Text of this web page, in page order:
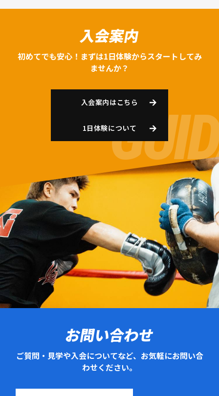
入会案内
初めてでも安心！まずは1日体験からスタートしてみ
ませんか？
入会案内はこちら
1日体験について
お問い合わせ
ご質問・見学や入会についてなど、お気軽にお問い合
わせください。